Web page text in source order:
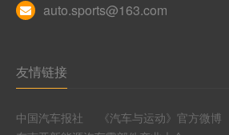
auto.sports@163.com
友情链接
中国汽车报社 《汽车与运动》官方微博